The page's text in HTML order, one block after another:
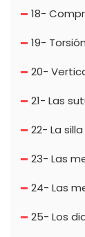
18-
19-
20-
21- Las
22- La
23- Las
24- Las
25- Los